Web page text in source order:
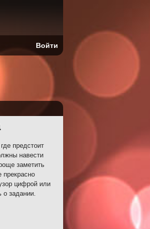
предстоит
навести
заметить
прекрасно
цифрой или
о задании.
Войти